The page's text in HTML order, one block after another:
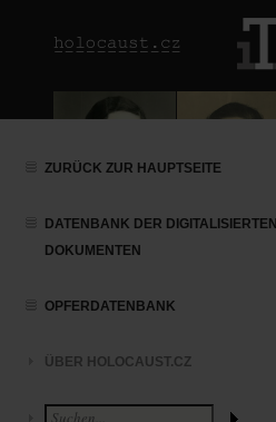
ZURÜCK ZUR HAUPTSEITE
DATENBANK DER DIGITALISIERTEN
DOKUMENTEN
OPFERDATENBANK
ÜBER HOLOCAUST.CZ